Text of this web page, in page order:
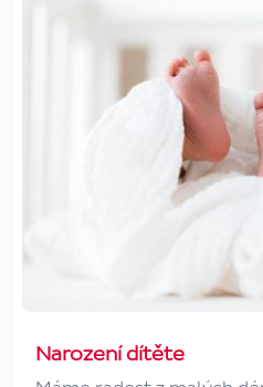
Narození dítěte